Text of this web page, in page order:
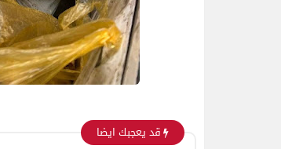
قد يعجبك ايضا